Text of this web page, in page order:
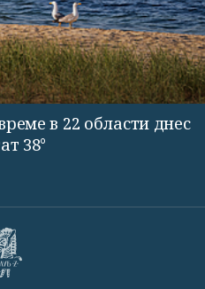
в 22 области днес
38°